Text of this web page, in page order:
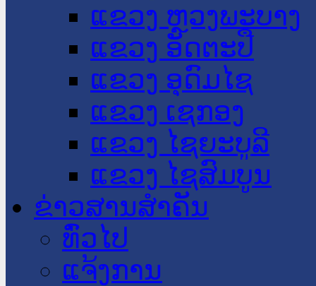
ແຂວງ ຫຼວງພະບາງ
ແຂວງ ອັດຕະປື
ແຂວງ ອຸດົມໄຊ
ແຂວງ ເຊກອງ
ແຂວງ ໄຊຍະບູລີ
ແຂວງ ໄຊສົມບູນ
ຂ່າວສານສໍາຄັນ
​ທົ່ວ​ໄປ
ແຈ້ງການ